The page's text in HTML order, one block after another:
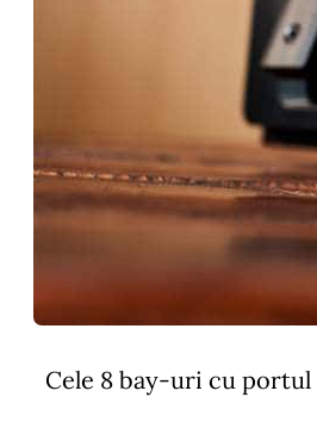
Cele 8 bay-uri cu portul